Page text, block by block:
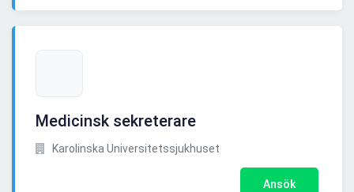
Medicinsk sekreterare
Karolinska Universitetssjukhuset
Ansök